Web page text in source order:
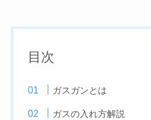
目次
ガスガンとは
ガスの入れ方解説